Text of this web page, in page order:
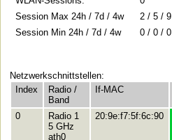
Session Max 24h / 7d / 4w
2 / 5 / 9
Session Min 24h / 7d / 4w
0 / 0 / 0
Netzwerkschnittstellen:
Index
Radio /
Band
If-MAC
0
Radio 1
5 GHz
ath0
20:9e:f7:5f:6c:90